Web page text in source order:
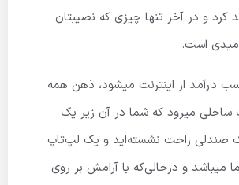
کرد و در آخر تنها چیزی که نصیبتان
است.
درآمد از اینترنت میشود، ذهن همه
ساحلی میرود که شما در آن زیر یک
صندلی راحت نشسته‌اید و یک لپ‌تاپ
میباشد و درحالی‌که با آرامش بر روی